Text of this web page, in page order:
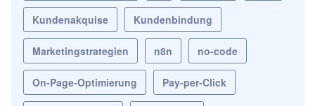
Kundenakquise Kundenbindung
Marketingstrategien n8n no-code
On-Page-Optimierung Pay-per-Click